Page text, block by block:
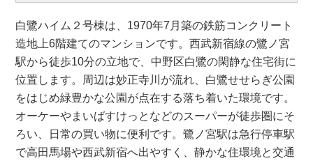
白鷺ハイム２号棟は、1970年7月築の鉄筋コンクリート
造地上6階建てのマンションです。西武新宿線の鷺ノ宮
駅から徒歩10分の立地で、中野区白鷺の閑静な住宅街に
位置します。周辺は妙正寺川が流れ、白鷺せせらぎ公園
をはじめ緑豊かな公園が点在する落ち着いた環境です。
オーケーやまいばすけっとなどのスーパーが徒歩圏にそ
ろい、日常の買い物に便利です。鷺ノ宮駅は急行停車駅
で高田馬場や西武新宿へ出やすく、静かな住環境と交通